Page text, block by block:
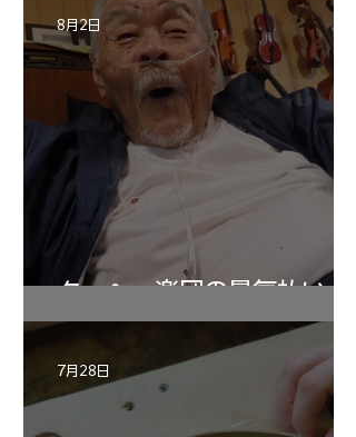
ターヘー楽団の暑気払い
8月2日
7月28日